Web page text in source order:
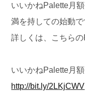
いいかねPalette月
満を持しての始動で
詳しくは、こちら
いいかねPalette月
http://bit.ly/2LKjCWV